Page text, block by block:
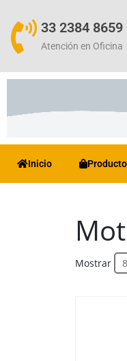
33 2384 8659
Atención en Oficina
Inicio
Mostrar